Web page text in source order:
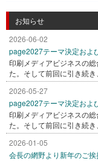
お知らせ
2026-06-02
page2027テーマ決定およ
印刷メディアビジネスの
た。そして前回に引き続き
2026-05-27
page2027テーマ決定およ
印刷メディアビジネスの
た。そして前回に引き続き
2026-01-05
会長の網野より新年のご挨